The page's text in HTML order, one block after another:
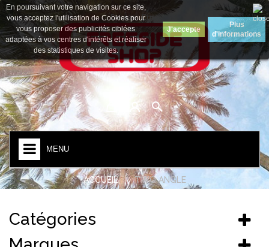
Devise : Euro
MENU
En poursuivant votre navigation sur ce site,
vous acceptez l'utilisation de Cookies pour
vous proposer des publicités ciblées
adaptées à vos centres d'intérêts et réaliser
des statistiques de visites.
J'accepte
Plus
d'informations
ACCUEIL TWO ANGLE
Catégories